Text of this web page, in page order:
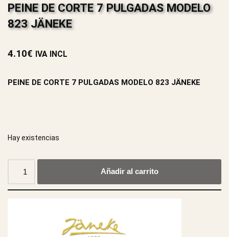
PEINE DE CORTE 7 PULGADAS MODELO
823 JÄNEKE
4.10€ IVA INCL
PEINE DE CORTE 7 PULGADAS MODELO 823 JÄNEKE
Hay existencias
Añadir al carrito